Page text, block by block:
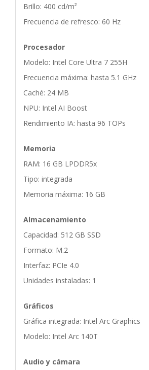
Brillo: 400 cd/m²
Frecuencia de refresco: 60 Hz
Procesador
Modelo: Intel Core Ultra 7 255H
Frecuencia máxima: hasta 5.1 GHz
Caché: 24 MB
NPU: Intel AI Boost
Rendimiento IA: hasta 96 TOPs
Memoria
RAM: 16 GB LPDDR5x
Tipo: integrada
Memoria máxima: 16 GB
Almacenamiento
Capacidad: 512 GB SSD
Formato: M.2
Interfaz: PCIe 4.0
Unidades instaladas: 1
Gráficos
Gráfica integrada: Intel Arc Graphics
Modelo: Intel Arc 140T
Audio y cámara